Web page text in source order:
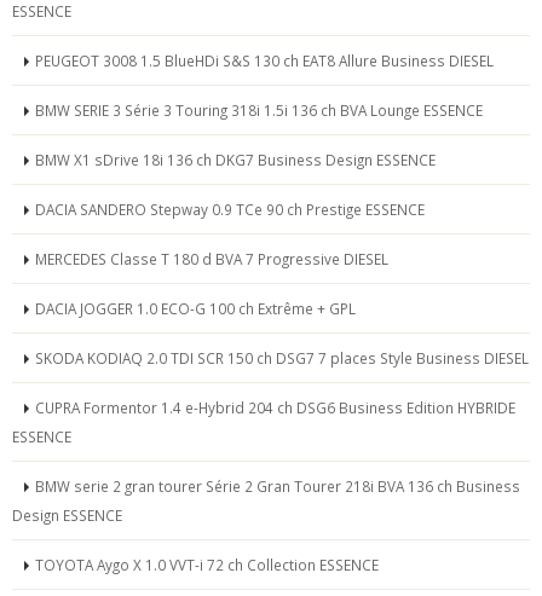
ESSENCE
PEUGEOT 3008 1.5 BlueHDi S&S 130 ch EAT8 Allure Business DIESEL
BMW SERIE 3 Série 3 Touring 318i 1.5i 136 ch BVA Lounge ESSENCE
BMW X1 sDrive 18i 136 ch DKG7 Business Design ESSENCE
DACIA SANDERO Stepway 0.9 TCe 90 ch Prestige ESSENCE
MERCEDES Classe T 180 d BVA 7 Progressive DIESEL
DACIA JOGGER 1.0 ECO-G 100 ch Extrême + GPL
SKODA KODIAQ 2.0 TDI SCR 150 ch DSG7 7 places Style Business DIESEL
CUPRA Formentor 1.4 e-Hybrid 204 ch DSG6 Business Edition HYBRIDE
ESSENCE
BMW serie 2 gran tourer Série 2 Gran Tourer 218i BVA 136 ch Business
Design ESSENCE
TOYOTA Aygo X 1.0 VVT-i 72 ch Collection ESSENCE